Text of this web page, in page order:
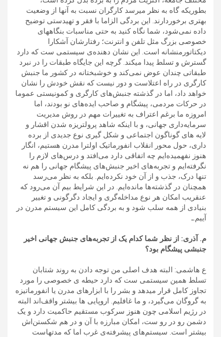
بطوریکه گاه به نظر میرسد کارگران نسبت به آنها از وضعیت
بهتری برخوردارند. این بردگی الزاما با فقر و تهیدستی توضیح
داده نمی‌شود، شما نگاه کنید به حتی مناسبات بنگاههای
خصوصی بزرگ مثل تلفن و انترنت؛ رفتارشان آشکارا
دیکتاتورمنشانه است. این نشان دهنده‌ی سیستمی ست که دارد
گسترش و تسلط پیدا میکند. گرچه این جایگاه طبقات را در نبرد
طبقاتی چندان عوض نمی‌کند و خوشبختانه در کشور ما جنبش
کارگری در راه اعتلاست و دور نیست که نقش خودش را نشان
خواهد داد، اما در گذشته جنبش‌های کارگری ‌‌و کمونیستی عموما
در حرکات مردمی، پیشگام و صاحب ایده‌های نو بودند، اما
امروزه ما برغم اعتراف به تغییرات مهم در روش مدیریت
سرمایه‌داری جهانی، و با اینکه شاهد پرولتریزه شدن اقشار و
لایه های گوناگون اجتماعی و شکل گیری نوع جدیدی از برده
داری، حول محور انقلاب انفورماتیک اولترا مدرن هستیم، انگار
هنوز نفهمیده‌ایم چه اتفاقی دارد می‌افتد و درس‌های لازم را
نگرفته‌ایم و تجربه‌های اخیر جنبش‌های پیشگام جهانی را هم نه
تنها درک، جذب و از آن خود نکرده‌ایم. بلکه به نظر می‌رسد
همچنان در گذشته‌ها مانده‌ایم. در این شرایط بیم آن می‌رود که
عنقریب امکان هر نوع مداخله‌گری و ایجاد دگرگونی و تغییر
بنیادی از همه‌ سلب شود و به بردگی کامل این سیستم مدرن در
آییم.ـ
م. آذری: از نظر شما کدام یک از تجربه‌های جنبش جهانی اخیر
جنبشی پیشگام بود؟
ع هاشمی: البته هدف اصلی من توجه دادن به روند شتابان
تسلط همین سیستمی ست که دارد حیطه ی خصوصی را مورد
تجاوز کامل قرار میدهد و بشر را با ابزارهای مدرن یا انفورماتیزه
به گروگان می‌گیرد، و ما غافلیم. اروپایی ها بیشتر واقف‌اند البته
در رژیم اسلامی چون هنوز سرکوب مستقیم حاکمیت دارد و یک
دشمن رو در رو ست، امکان مبارزه با آن و در هم شکستن‌اش
بیشتر است. سیستم‌های پیشرفته‌ی غرب اما که مدتهاست